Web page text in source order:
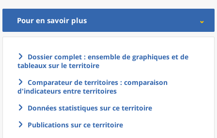
Pour en savoir plus
Dossier complet : ensemble de graphiques et de
tableaux sur le territoire
Comparateur de territoires : comparaison
d'indicateurs entre territoires
Données statistiques sur ce territoire
Publications sur ce territoire